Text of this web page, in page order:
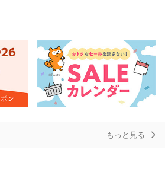
もっと見る